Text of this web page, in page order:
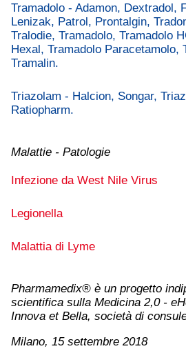
Tramadolo - Adamon, Dextradol,
Lenizak, Patrol, Prontalgin,
Tralodie, Tramadolo, Tramadolo
Hexal, Tramadolo Paracetamolo,
Tramalin.
Triazolam - Halcion, Songar,
Ratiopharm.
Malattie - Patologie
Infezione da West Nile Virus
Legionella
Malattia di Lyme
Pharmamedix® è un progetto
scientifica sulla Medicina 2,0 -
Innova et Bella, società di
Milano, 15 settembre 2018